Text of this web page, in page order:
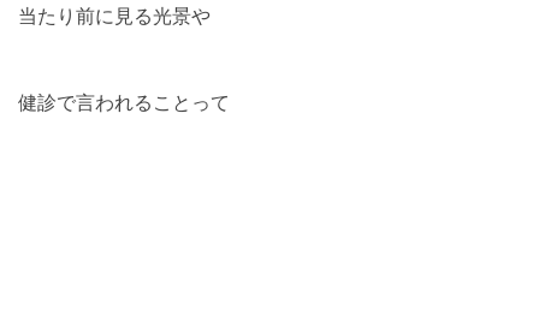
当たり前に見る光景や
健診で言われることって